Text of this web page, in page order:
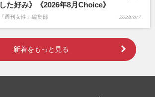
した好み》《2026年8月Choice》
『週刊女性』編集部 2026/8/7
新着をもっと見る